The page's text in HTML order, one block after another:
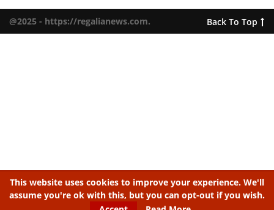
@2025 - https://regalianews.com. Back To Top
This website uses cookies to improve your experience. We'll
assume you're ok with this, but you can opt-out if you wish.